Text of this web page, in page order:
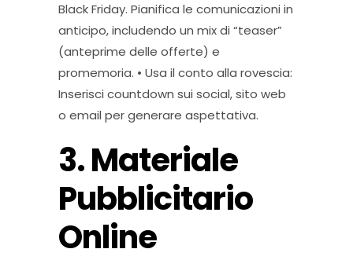
Black Friday. Pianifica le comunicazioni in
anticipo, includendo un mix di “teaser”
(anteprime delle offerte) e
promemoria. • Usa il conto alla rovescia:
Inserisci countdown sui social, sito web
o email per generare aspettativa.
3. Materiale
Pubblicitario
Online